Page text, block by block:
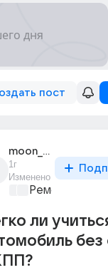
пост
moon_blade_2
1г
Изменено
Ремонт и
ли
без